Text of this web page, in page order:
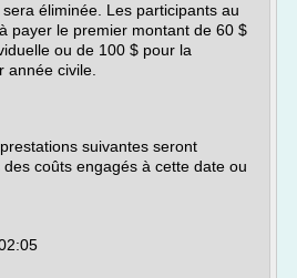
sera éliminée. Les participants au
payer le premier montant de 60 $
ou de 100 $ pour la
année civile.
suivantes seront
coûts engagés à cette date ou